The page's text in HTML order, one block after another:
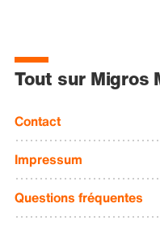
Tout sur Migros
Contact
Impressum
Questions fréquentes